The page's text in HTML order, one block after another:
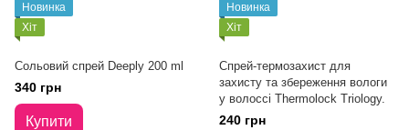
Новинка
Хіт
Сольовий спрей Deeply 200 ml
340 грн
Купити
Новинка
Хіт
Спрей-термозахист для
захисту та збереження вологи
у волоссі Thermolock Triology.
240 грн